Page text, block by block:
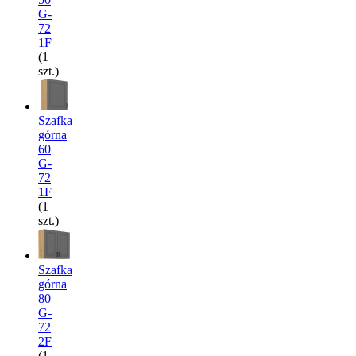
G-
72
1F
(1
szt.)
Szafka
górna
60
G-
72
1F
(1
szt.)
Szafka
górna
80
G-
72
2F